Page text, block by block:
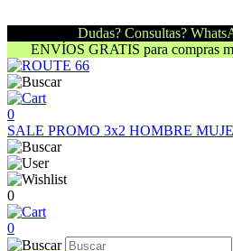
Dudas? Consultas?
ENVÍOS GRATIS para compras
0
SALE PROMO 3x2 HOMBRE
0
0